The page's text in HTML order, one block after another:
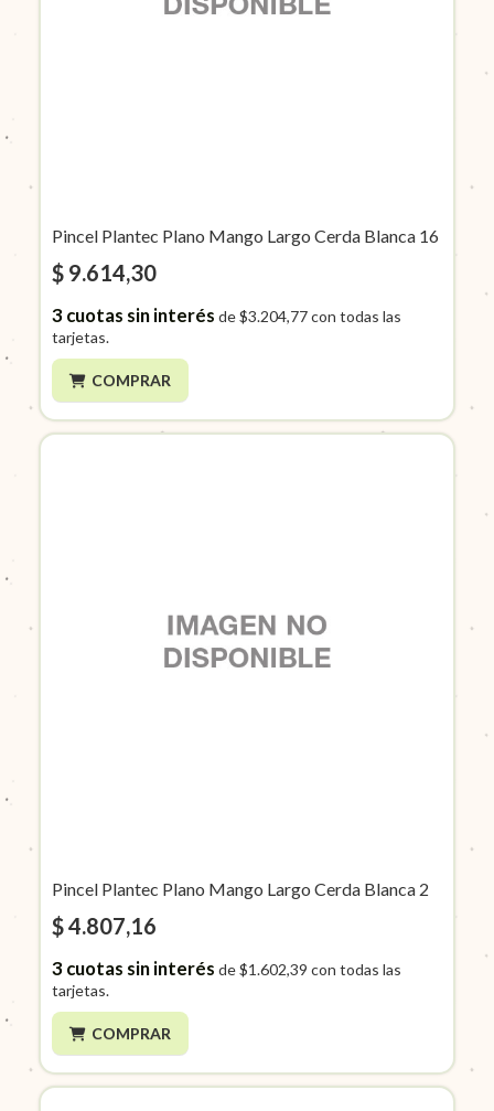
Pincel Plantec Plano Mango Largo Cerda Blanca 16
$ 9.614,30
3cuotas sin interés de$3.204,77con todas las
tarjetas.
COMPRAR
Pincel Plantec Plano Mango Largo Cerda Blanca 2
$ 4.807,16
3cuotas sin interés de$1.602,39 con todas las
tarjetas.
COMPRAR